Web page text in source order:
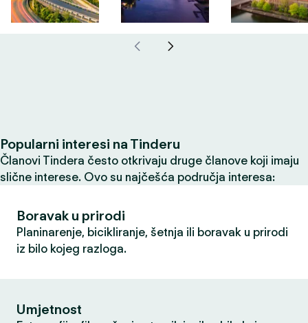
Popularni interesi na Tinderu
Članovi Tindera često otkrivaju druge članove koji imaju
slične interese. Ovo su najčešća područja interesa:
Boravak u prirodi
Planinarenje, bicikliranje, šetnja ili boravak u prirodi
iz bilo kojeg razloga.
Umjetnost